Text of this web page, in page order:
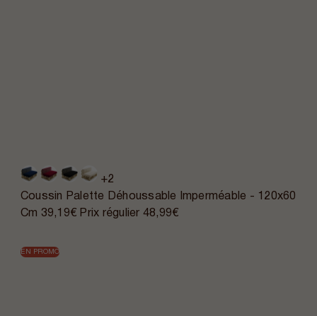
+2
Coussin Palette Déhoussable Imperméable - 120x60
Cm 39,19€ Prix régulier 48,99€
EN PROMO